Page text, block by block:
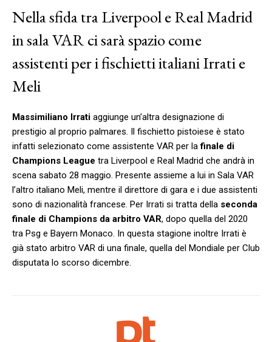
Nella sfida tra Liverpool e Real Madrid
in sala VAR ci sarà spazio come
assistenti per i fischietti italiani Irrati e
Meli
Massimiliano Irrati aggiunge un’altra designazione di
prestigio al proprio palmares. Il fischietto pistoiese è stato
infatti selezionato come assistente VAR per lafinale di
Champions League tra Liverpool e Real Madrid che andrà in
scena sabato 28 maggio. Presente assieme a lui in Sala VAR
l’altro italiano Meli, mentre il direttore di gara e i due assistenti
sono di nazionalità francese. Per Irrati si tratta della seconda
finale di Champions da arbitro VAR, dopo quella del 2020
tra Psg e Bayern Monaco. In questa stagione inoltre Irrati è
già stato arbitro VAR di una finale, quella del Mondiale per Club
disputata lo scorso dicembre.